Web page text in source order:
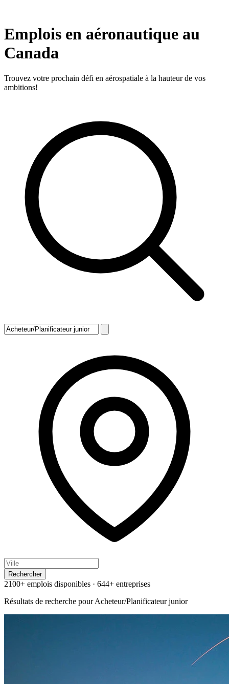
Emplois en aéronautique au
Canada
Trouvez votre prochain défi en aérospatiale à la hauteur de vos
ambitions!
Rechercher
2100+ emplois disponibles · 644+ entreprises
Résultats de recherche pourAcheteur/Planificateur junior